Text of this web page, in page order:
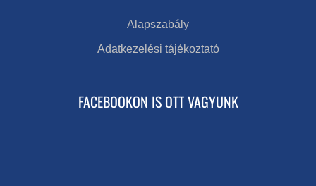
Alapszabály
Adatkezelési tájékoztató
FACEBOOKON IS OTT VAGYUNK